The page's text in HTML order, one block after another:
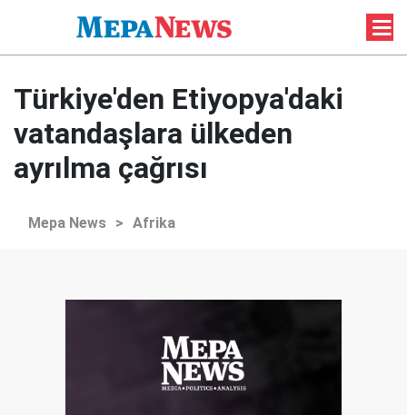
Türkiye'den Etiyopya'daki
vatandaşlara ülkeden
ayrılma çağrısı
Mepa News > Afrika